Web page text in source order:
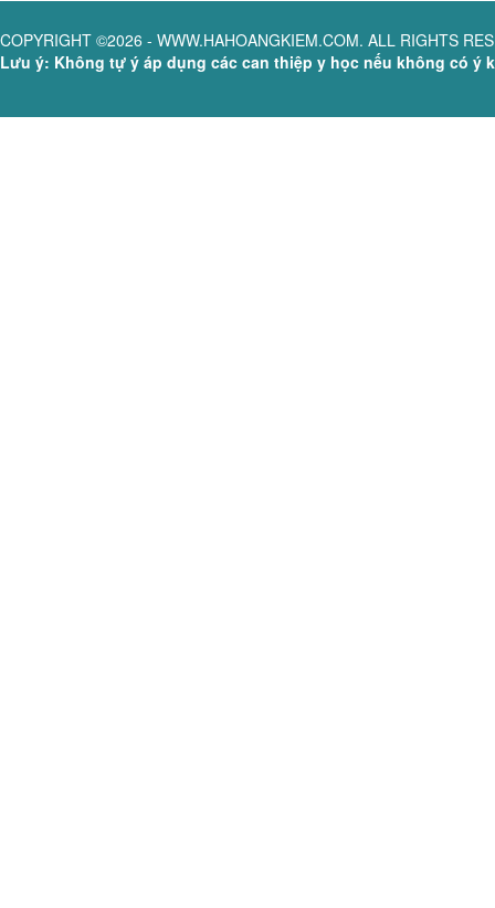
COPYRIGHT ©2026 - WWW.HAHOANGKIEM.COM. ALL RIGHTS
Lưu ý: Không tự ý áp dụng các can thiệp y học nếu không có ý